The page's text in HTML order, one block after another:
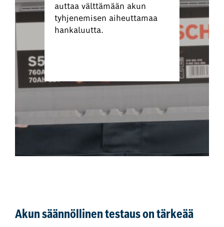
auttaa välttämään akun
tyhjenemisen aiheuttamaa
hankaluutta.
Akun säännöllinen testaus on tärkeää